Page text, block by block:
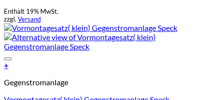
Enthält 19% MwSt.
zzgl. Versand
+
Gegenstromanlage